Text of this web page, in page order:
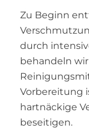
Zu Beginn
durch
behandeln
Vorbereitung
hartnäckige
beseitigen.